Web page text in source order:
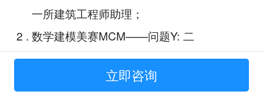
一所建筑工程师助理；
2 . 数学建模美赛MCM——问题Y: 二
手帆船模型定价研究；
高速公路交通状态预测；
立即咨询